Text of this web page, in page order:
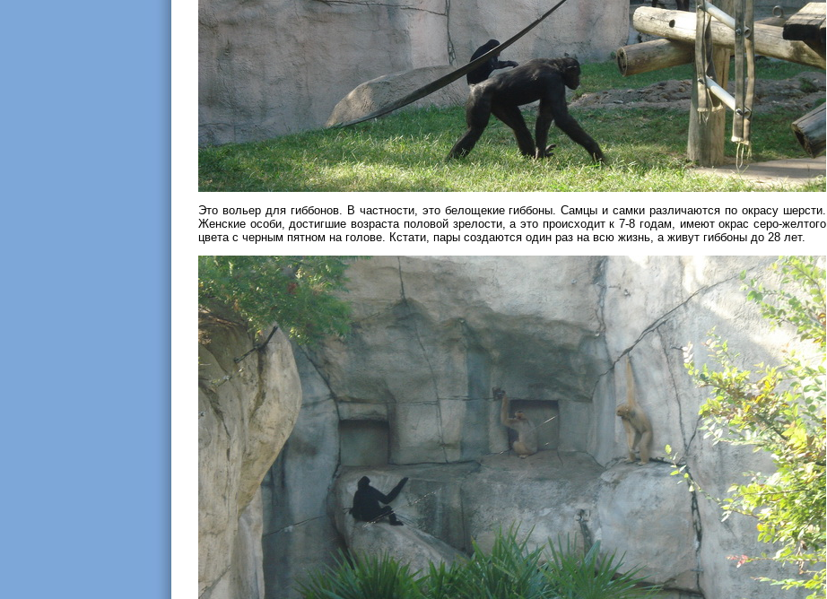
Это вольер для гиббонов. В частности, это белощекие гиббоны. Самцы и самки различаются по окрасу шерсти.
Женские особи, достигшие возраста половой зрелости, а это происходит к 7-8 годам, имеют окрас серо-желтого
цвета с черным пятном на голове. Кстати, пары создаются один раз на всю жизнь, а живут гиббоны до 28 лет.